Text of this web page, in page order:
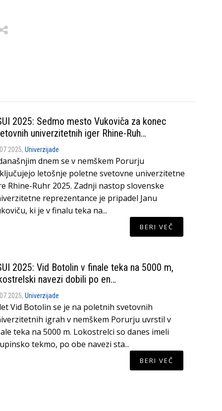
2025: Sedmo mesto Vukoviča za konec
univerzitetnih iger Rhine-Ruh…
Univerzijade
dnem se v nemškem Porurju
letošnje poletne svetovne univerzitetne
Rhine-Ruhr 2025. Zadnji nastop slovenske
reprezentance je pripadel Janu
ki je v finalu teka na...
BERI VEČ
2025: Vid Botolin v finale teka na 5000 m,
navezi dobili po en…
Univerzijade
Vid Botolin se je na poletnih svetovnih
igrah v nemškem Porurju uvrstil v
teka na 5000 m. Lokostrelci so danes imeli
tekmo, po obe navezi sta...
BERI VEČ